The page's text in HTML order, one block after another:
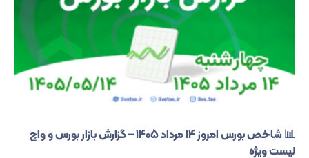
📊 شاخص بورس امروز 14 مرداد 1405 – گزارش بازار بورس و واچ
لیست ویژه